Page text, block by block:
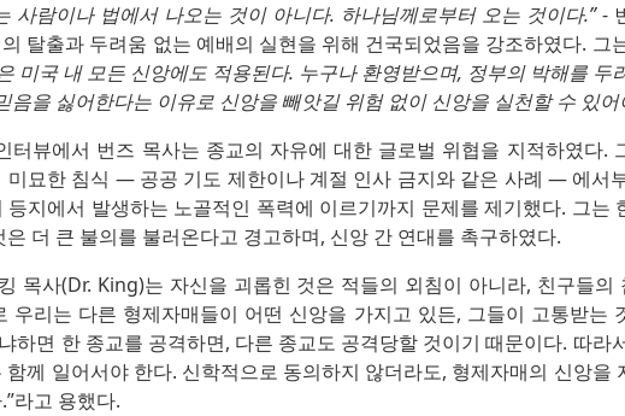
사람이나 법에서 나오는 것이 아니다. 하나님께로부터 오는 것이다.”-
탈출과 두려움 없는 예배의 실현을 위해 건국되었음을 강조하였다. 그
미국 내 모든 신앙에도 적용된다. 누구나 환영받으며, 정부의 박해를 두
음을 싫어한다는 이유로 신앙을 빼앗길 위험 없이 신앙을 실천할 수 있어
터뷰에서 번즈 목사는 종교의 자유에 대한 글로벌 위협을 지적하였다.
미묘한 침식 — 공공 기도 제한이나 계절 인사 금지와 같은 사례 — 에서
등지에서 발생하는 노골적인 폭력에 이르기까지 문제를 제기했다. 그는
은 더 큰 불의를 불러온다고 경고하며, 신앙 간 연대를 촉구하였다.
목사(Dr. King)는 자신을 괴롭힌 것은 적들의 외침이 아니라, 친구들의
우리는 다른 형제자매들이 어떤 신앙을 가지고 있든, 그들이 고통받는
하면 한 종교를 공격하면, 다른 종교도 공격당할 것이기 때문이다. 따라
함께 일어서야 한다. 신학적으로 동의하지 않더라도, 형제자매의 신앙을
라고 용했다.